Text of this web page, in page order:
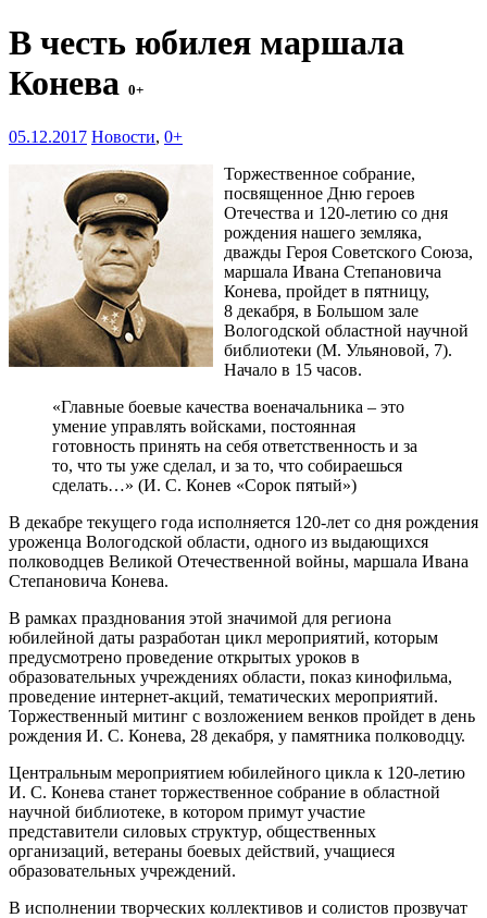
В честь юбилея маршала
Конева 0+
05.12.2017 Новости, 0+
Торжественное собрание,
посвященное Дню героев
Отечества и 120-летию со дня
рождения нашего земляка,
дважды Героя Советского Союза,
маршала Ивана Степановича
Конева, пройдет в пятницу,
8 декабря, в Большом зале
Вологодской областной научной
библиотеки (М. Ульяновой, 7).
Начало в 15 часов.
«Главные боевые качества военачальника – это
умение управлять войсками, постоянная
готовность принять на себя ответственность и за
то, что ты уже сделал, и за то, что собираешься
сделать…» (И. С. Конев «Сорок пятый»)
В декабре текущего года исполняется 120-лет со дня рождения
уроженца Вологодской области, одного из выдающихся
полководцев Великой Отечественной войны, маршала Ивана
Степановича Конева.
В рамках празднования этой значимой для региона
юбилейной даты разработан цикл мероприятий, которым
предусмотрено проведение открытых уроков в
образовательных учреждениях области, показ кинофильма,
проведение интернет-акций, тематических мероприятий.
Торжественный митинг с возложением венков пройдет в день
рождения И. С. Конева, 28 декабря, у памятника полководцу.
Центральным мероприятием юбилейного цикла к 120-летию
И. С. Конева станет торжественное собрание в областной
научной библиотеке, в котором примут участие
представители силовых структур, общественных
организаций, ветераны боевых действий, учащиеся
образовательных учреждений.
В исполнении творческих коллективов и солистов прозвучат